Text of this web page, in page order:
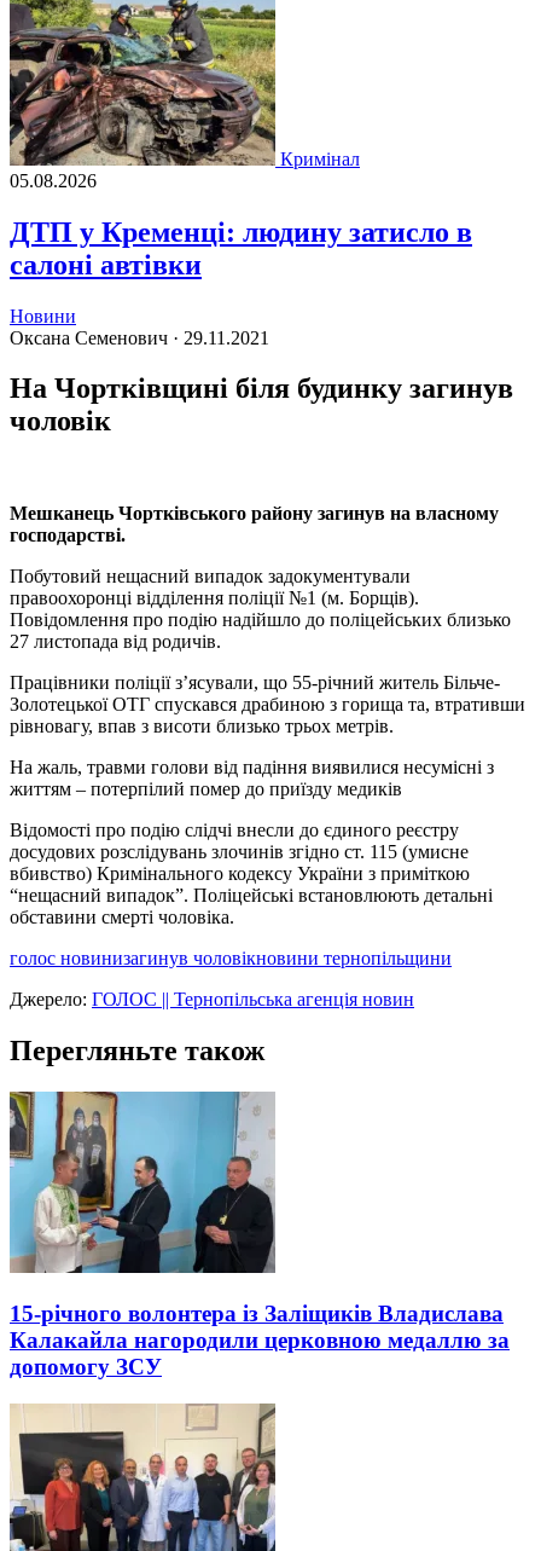
Кримінал
05.08.2026
ДТП у Кременці: людину затисло в
салоні автівки
Новини
Оксана Семенович · 29.11.2021
На Чортківщині біля будинку загинув
чоловік
Мешканець Чортківського району загинув на власному
господарстві.
Побутовий нещасний випадок задокументували
правоохоронці відділення поліції №1 (м. Борщів).
Повідомлення про подію надійшло до поліцейських близько
27 листопада від родичів.
Працівники поліції з’ясували, що 55-річний житель Більче-
Золотецької ОТГ спускався драбиною з горища та, втративши
рівновагу, впав з висоти близько трьох метрів.
На жаль, травми голови від падіння виявилися несумісні з
життям – потерпілий помер до приїзду медиків
Відомості про подію слідчі внесли до єдиного реєстру
досудових розслідувань злочинів згідно ст. 115 (умисне
вбивство) Кримінального кодексу України з приміткою
“нещасний випадок”. Поліцейські встановлюють детальні
обставини смерті чоловіка.
голос новинизагинув чоловікновини тернопільщини
Джерело: ГОЛОС || Тернопільська агенція новин
Перегляньте також
15-річного волонтера із Заліщиків Владислава
Калакайла нагородили церковною медаллю за
допомогу ЗСУ